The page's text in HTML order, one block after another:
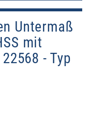
Untermaß
mit
- Typ